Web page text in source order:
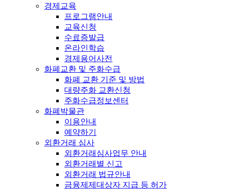
경제교육
프로그램안내
교육신청
수료증발급
온라인학습
경제용어사전
화폐교환 및 주화수급
화폐 교환 기준 및 방법
대량주화 교환신청
주화수급정보센터
화폐박물관
이용안내
예약하기
외환거래 심사
외환거래심사업무 안내
외환거래별 신고
외환거래 법규안내
금융제제대상자 지급 등 허가